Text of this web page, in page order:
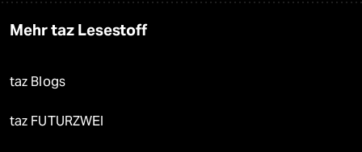
Mehr taz Lesestoff
taz Blogs
taz FUTURZWEI